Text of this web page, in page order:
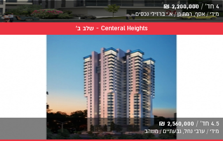
4 חד' / 2,200,000 ₪
מידי / אסף, רמת גן / א.י ברזילי נכסים
Centeral Heights - שלב ב'
4.5 חד' / 2,560,000 ₪
מידי / ערבי נחל, גבעתיים / משהב